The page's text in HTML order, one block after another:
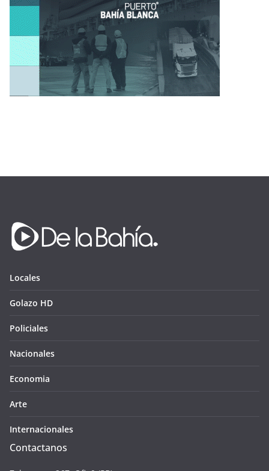
Locales
Golazo HD
Policiales
Nacionales
Economia
Arte
Internacionales
Contactanos